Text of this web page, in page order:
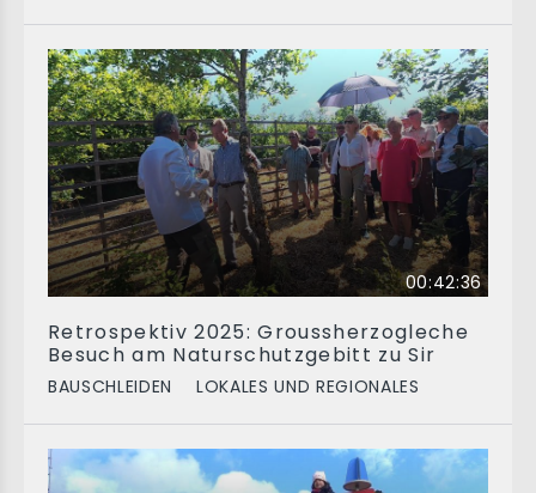
00:42:36
Retrospektiv 2025: Groussherzogleche
Besuch am Naturschutzgebitt zu Sir
BAUSCHLEIDEN LOKALES UND REGIONALES